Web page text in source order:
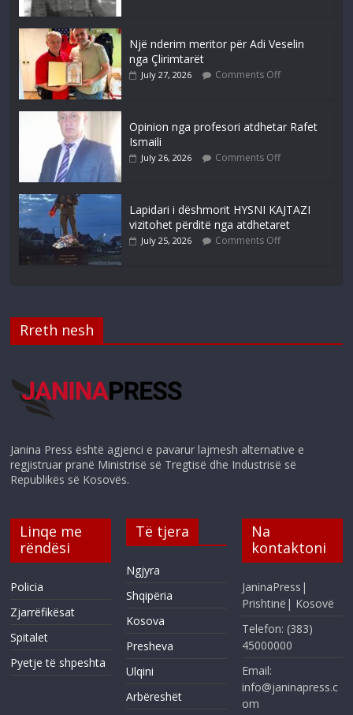
Një nderim meritor për Adi Veselin
nga Çlirimtarët
July 27, 2026 Comments Off
Opinion nga profesori atdhetar Rafet
Ismaili
July 26, 2026 Comments Off
Lapidari i dëshmorit HYSNI KAJTAZI
vizitohet përditë nga atdhetaret
July 25, 2026 Comments Off
Rreth nesh
Janina Press është agjenci e pavarur lajmesh alternative e
regjistruar pranë Ministrisë së Tregtisë dhe Industrisë së
Republikës së Kosovës.
Linqe me
rëndësi
Policia
Zjarrëfikësat
Spitalet
Pyetje të shpeshta
Të tjera
Ngjyra
Shqipëria
Kosova
Presheva
Ulqini
Arbëreshët
Na
kontaktoni
JaninaPress|
Prishtinë| Kosovë
Telefon: (383)
45000000
Email:
info@janinapress.c
om